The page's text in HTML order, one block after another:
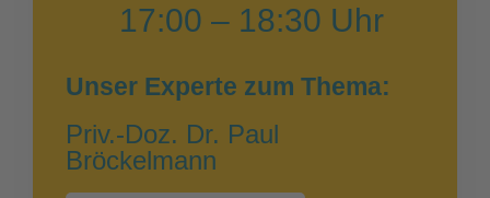
17:00 – 18:30 Uhr
Unser Experte zum Thema:
Priv.-Doz. Dr. Paul
Bröckelmann